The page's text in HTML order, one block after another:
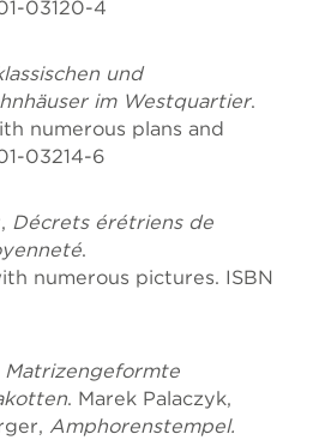
03120-4
und
im Westquartier.
numerous plans and
03214-6
Décrets érétriens de
.
numerous pictures. ISBN
Matrizengeformte
. Marek Palaczyk,
Amphorenstempel.